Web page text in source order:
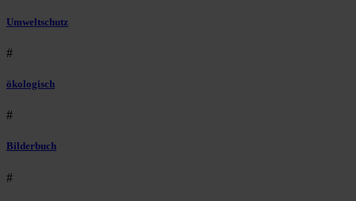
Umweltschutz
#
ökologisch
#
Bilderbuch
#